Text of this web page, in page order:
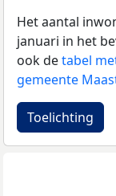
Het aantal
januari in het
ook detabel
gemeente
Toelichting